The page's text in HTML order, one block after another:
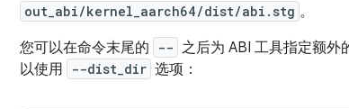
out_abi/kernel_aarch64/dist/abi.stg 。
您可以在命令末尾的
-- 之后为 ABI 工具指定额外
以使用
--dist_dir 选项：